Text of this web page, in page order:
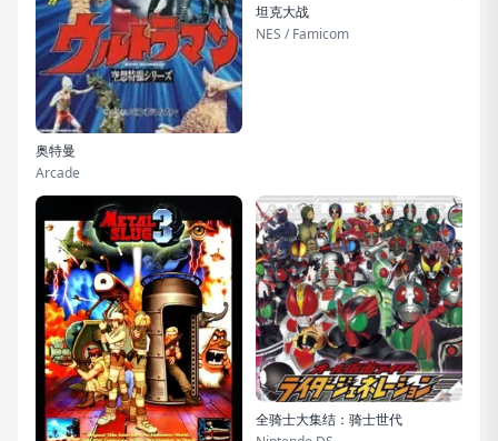
奥特曼
Arcade
坦克大战
NES / Famicom
全骑士大集结：骑士世代